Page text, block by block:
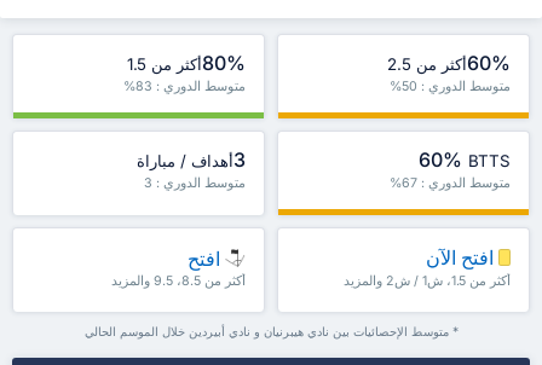
60%أكثر من 2.5
متوسط الدوري : 50%
80%أكثر من 1.5
متوسط الدوري : 83%
60% BTTS
متوسط الدوري : 67%
3أهداف / مباراة
متوسط الدوري : 3
افتح الآن
أكثر من 1.5، ش1 / ش2 والمزيد
افتح
أكثر من 8.5، 9.5 والمزيد
* متوسط الإحصائيات بين نادي هيبرنيان و نادي أبيردين خلال الموسم الحالي